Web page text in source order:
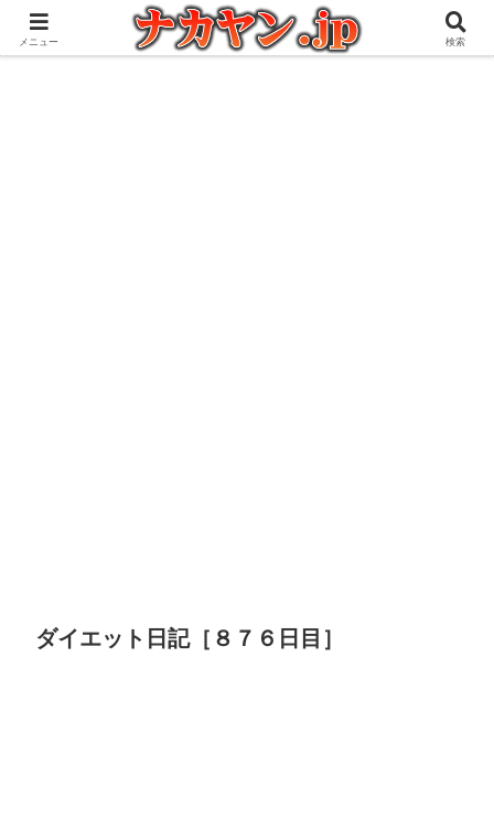
アウトドアとガジェット好きな管理人の愉快な日々を綴るブログ
ダイエット日記［８７６日目］
メニュー 検索